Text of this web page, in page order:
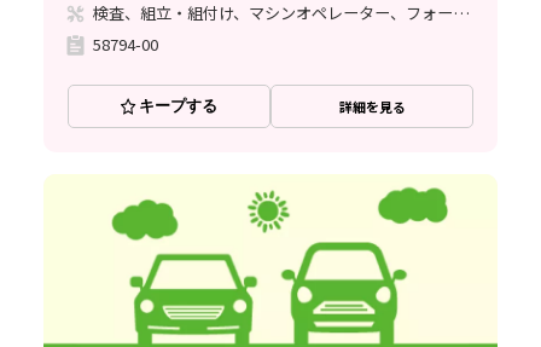
検査、組立・組付け、マシンオペレーター、フォークリフト
58794-00
キープする 詳細を見る